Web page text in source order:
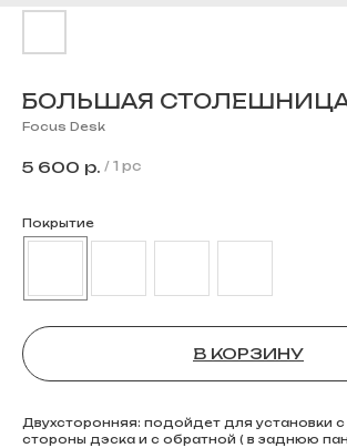
БОЛЬШАЯ
Focus Desk
5 600 р. / 1 pc
Покрытие
В КОРЗИНУ
Двухсторонняя: подойдет для установки
стороны дэска и с обратной ( в заднюю